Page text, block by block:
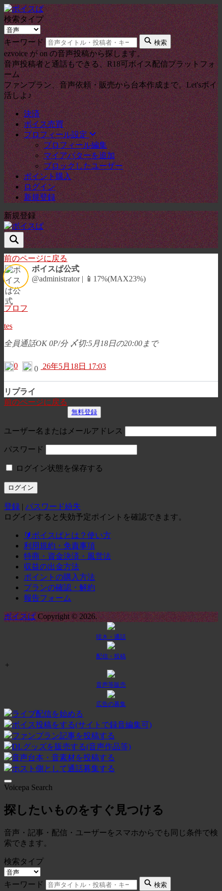
検索タイプ
キーワード 検索
ezvoice が on の音声投稿から探します。
音声投稿者と通話もできる、R18可ボイス配信プラットフォ
ーム
ファンプラン、音声依頼・販売から台本作成まで。Let'sボイ
活しよ♪
決済
ボイス売買
プロフィール設定
プロフィール編集
マイアバターを追加
ブロックしたユーザー
ポイント購入
ログイン
新規登録
新規登録
前のページに戻る
プロフ
ボイスぱ公式
@administrator | 📱17%(MAX23%)
tes
全員通話OK 0P/分 〆切:5月18日の20:00まで
0 0 26年5月18日 17:03
リプライ
前のページに戻る
無料登録
ユーザー名またはメールアドレス
パスワード
ログイン状態を保存する
登録 | パスワード紛失
ログインすると失効予定ポイントを確認できます。
🔰ボイスぱとは？使い方
利用規約・免責事項
特商・資金決済・風営法
収益の出金方法
ポイントの購入方法
プランの確認・解約
報告フォーム
ボイスぱCopyright © 2026.
呟き・通話
配信・投稿
+
音声等販売
広告の募集
ライブ配信を始める
ボイス投稿をする(サイトで録音編集可)
ファンプラン記事を投稿する
DLグッズを販売する(音声作品等)
音声台本・音素材を投稿する
ホスト側として通話募集する
Voicepa Search
探したいものをすぐ見つける
音声・記事・配信・ユーザーをスマホからでも同じ条件で検
索できます。
検索タイプ
キーワード 検索